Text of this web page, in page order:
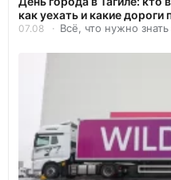
как уехать и какие
07.08 Всё, что нужно